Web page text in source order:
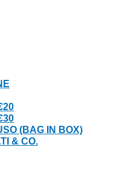
(BAG IN BOX)
& CO.